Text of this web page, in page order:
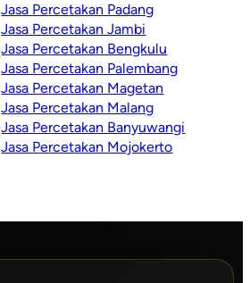
Jasa Percetakan Padang
Jasa Percetakan Jambi
Jasa Percetakan Bengkulu
Jasa Percetakan Palembang
Jasa Percetakan Magetan
Jasa Percetakan Malang
Jasa Percetakan Banyuwangi
Jasa Percetakan Mojokerto